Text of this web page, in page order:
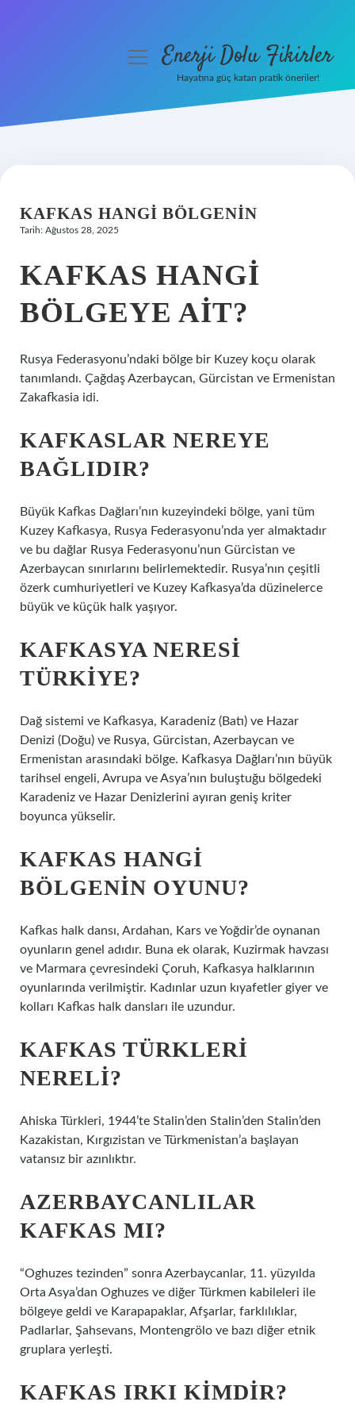
Hakkımızda
menüyüEnerji Dolu Fikirler
Hayatına güç katan pratik öneriler!
KAFKAS HANGI BÖLGENIN
Tarih: Ağustos 28, 2025
KAFKAS HANGI
BÖLGEYE AIT?
Rusya Federasyonu’ndaki bölge bir Kuzey koçu olarak
tanımlandı. Çağdaş Azerbaycan, Gürcistan ve Ermenistan
Zakafkasia idi.
KAFKASLAR NEREYE
BAĞLIDIR?
Büyük Kafkas Dağları’nın kuzeyindeki bölge, yani tüm
Kuzey Kafkasya, Rusya Federasyonu’nda yer almaktadır
ve bu dağlar Rusya Federasyonu’nun Gürcistan ve
Azerbaycan sınırlarını belirlemektedir. Rusya’nın çeşitli
özerk cumhuriyetleri ve Kuzey Kafkasya’da düzinelerce
büyük ve küçük halk yaşıyor.
KAFKASYA NERESI
TÜRKIYE?
Dağ sistemi ve Kafkasya, Karadeniz (Batı) ve Hazar
Denizi (Doğu) ve Rusya, Gürcistan, Azerbaycan ve
Ermenistan arasındaki bölge. Kafkasya Dağları’nın büyük
tarihsel engeli, Avrupa ve Asya’nın buluştuğu bölgedeki
Karadeniz ve Hazar Denizlerini ayıran geniş kriter
boyunca yükselir.
KAFKAS HANGI
BÖLGENIN OYUNU?
Kafkas halk dansı, Ardahan, Kars ve Yoğdir’de oynanan
oyunların genel adıdır. Buna ek olarak, Kuzirmak havzası
ve Marmara çevresindeki Çoruh, Kafkasya halklarının
oyunlarında verilmiştir. Kadınlar uzun kıyafetler giyer ve
kolları Kafkas halk dansları ile uzundur.
KAFKAS TÜRKLERI
NERELI?
Ahiska Türkleri, 1944’te Stalin’den Stalin’den Stalin’den
Kazakistan, Kırgızistan ve Türkmenistan’a başlayan
vatansız bir azınlıktır.
AZERBAYCANLILAR
KAFKAS MI?
“Oghuzes tezinden” sonra Azerbaycanlar, 11. yüzyılda
Orta Asya’dan Oghuzes ve diğer Türkmen kabileleri ile
bölgeye geldi ve Karapapaklar, Afşarlar, farklılıklar,
Padlarlar, Şahsevans, Montengrölo ve bazı diğer etnik
gruplara yerleşti.
KAFKAS IRKI KIMDIR?